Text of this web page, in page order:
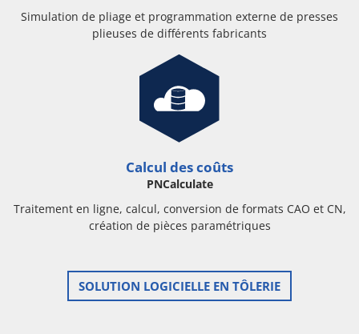
Simulation de pliage et programmation externe de presses
plieuses de différents fabricants
Calcul des coûts
PNCalculate
Traitement en ligne, calcul, conversion de formats CAO et CN,
création de pièces paramétriques
SOLUTION LOGICIELLE EN TÔLERIE